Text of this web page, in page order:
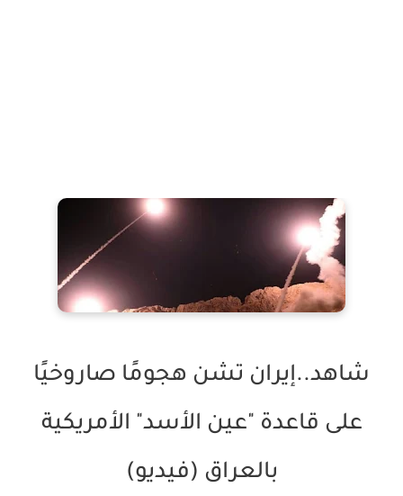
شاهد..إيران تشن هجومًا صاروخيًا
على قاعدة "عين الأسد" الأمريكية
بالعراق (فيديو)